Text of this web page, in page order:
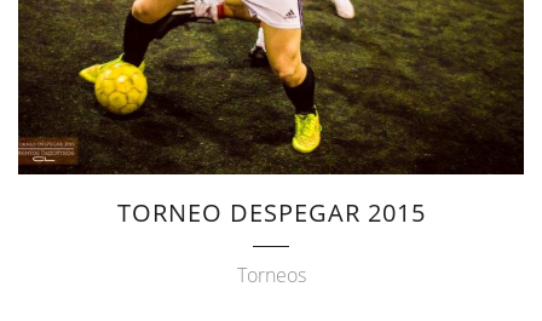
TORNEO DESPEGAR 2015
Torneos